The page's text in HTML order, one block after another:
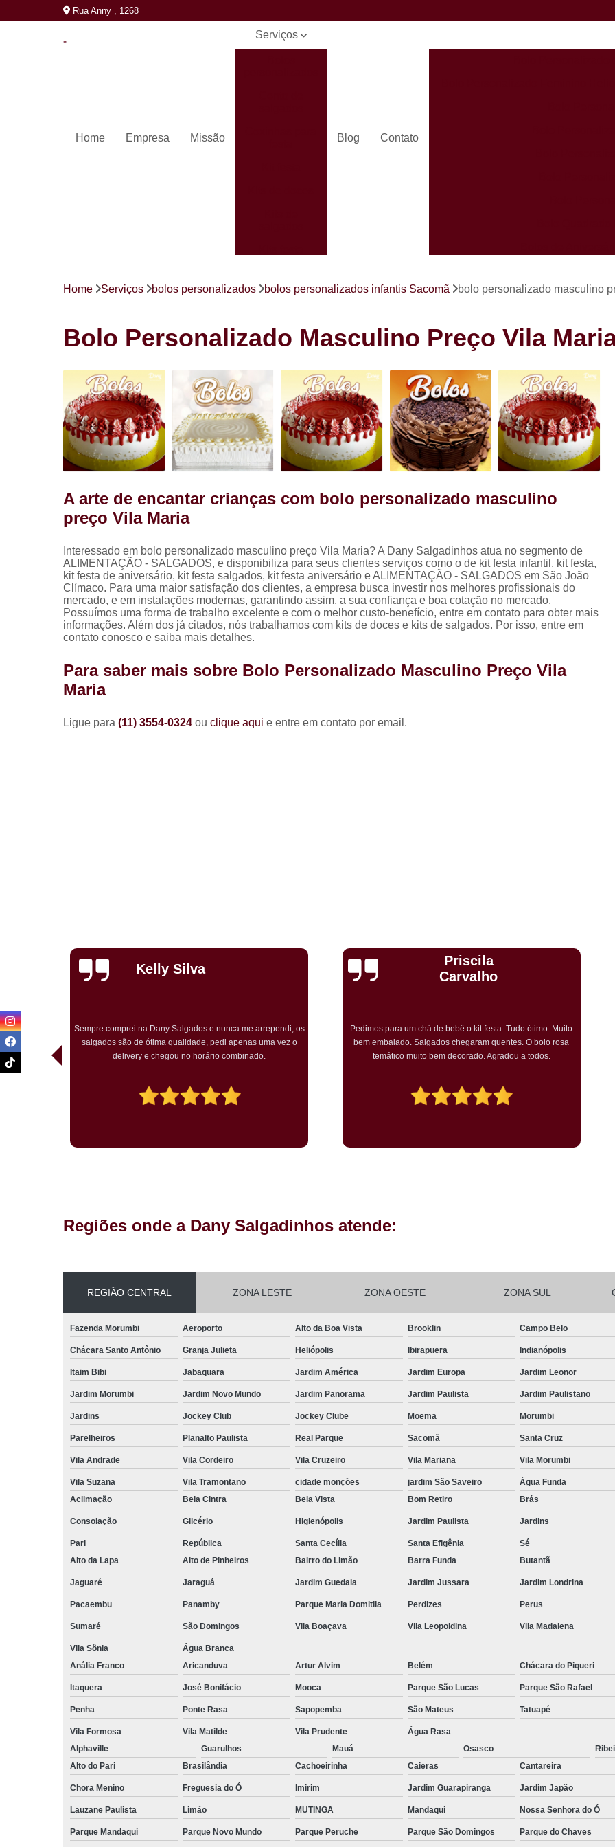
Rua Anny , 1268
Home Empresa Missão
Serviços
Mini pastéis
Salgados para
Blog Contato
Bolos
Cento de
Cento de
Cento de Salgado São João
Cento de
Cento de
Cento do Salgado para
Coxinha de Festa com
Coxinha de Frango para
Coxinha Festa Assada
Coxinha Frango de Festa
Coxinha para Festa de
Kit
Kit Festa de
Kit Festa de
Kit Festa de Aniversário
Kit Completo de Festa Pq Bristol
Kit Completo Festa Sacomã
Kit Festa
Kit Festa Infantil Completo
Mini Pastel de Festa Heliópolis
Salgadinhos de
Salgadinhos Festa Infantil Sacomã
Salgadinhos
Salgadinhos para
Salgadinhos
Salgadinhos
Salgadinhos Vegetarianos
Salgado para Festa
Salgado para Festa de
Salgado para Festa de
Salgado para Festa em
Salgado para Festa Frito
Home Serviços bolos personalizados bolos personalizados infantis Sacomã bolo personalizado masculino
Bolo Personalizado Masculino Preço Vila
A arte de encantar crianças com bolo personalizado masculino
preço Vila Maria
Interessado em bolo personalizado masculino preço Vila Maria? A Dany Salgadinhos atua no segmento de
ALIMENTAÇÃO - SALGADOS, e disponibiliza para seus clientes serviços como o de kit festa infantil, kit festa,
kit festa de aniversário, kit festa salgados, kit festa aniversário e ALIMENTAÇÃO - SALGADOS em São João
Clímaco. Para uma maior satisfação dos clientes, a empresa busca investir nos melhores profissionais do
mercado, e em instalações modernas, garantindo assim, a sua confiança e boa cotação no mercado.
Possuímos uma forma de trabalho excelente e com o melhor custo-benefício, entre em contato para obter mais
informações. Além dos já citados, nós trabalhamos com kits de doces e kits de salgados. Por isso, entre em
contato conosco e saiba mais detalhes.
Para saber mais sobre Bolo Personalizado Masculino Preço Vila
Maria
Ligue para (11) 3554-0324 ou clique aqui e entre em contato por email.
os
o
Priscila
Carvalho
Pedimos para um chá de bebê o kit festa. Tudo ótimo. Muito
bem embalado. Salgados chegaram quentes. O bolo rosa
temático muito bem decorado. Agradou a todos.
Cristiane Dramali de
Oliveira
encomendei para o aniversário da minha mãe! Todos os
convidados gostaram muito! O preço também foi excelente e
tornarei a encomendar!
Regiões onde a Dany Salgadinhos atende:
REGIÃO CENTRAL ZONA LESTE ZONA OESTE ZONA SUL
Fazenda Morumbi Aeroporto Alto da Boa Vista Brooklin Campo Belo
Chácara Santo Antônio Granja Julieta Heliópolis Ibirapuera Indianópolis
Itaim Bibi Jabaquara Jardim América Jardim Europa Jardim Leonor
Jardim Morumbi Jardim Novo Mundo Jardim Panorama Jardim Paulista Jardim Paulistano
Jardins Jockey Club Jockey Clube Moema Morumbi
Parelheiros Planalto Paulista Real Parque Sacomã Santa Cruz
Vila Andrade Vila Cordeiro Vila Cruzeiro Vila Mariana Vila Morumbi
Vila Suzana Vila Tramontano cidade monções jardim São Saveiro
Água Funda
Aclimação
Bela Cintra Bela Vista Bom Retiro Brás
Consolação Glicério Higienópolis Jardim Paulista Jardins
Pari República Santa Cecília Santa Efigênia Sé
Alto da Lapa
Alto de Pinheiros Bairro do Limão Barra Funda Butantã
Jaguaré Jaraguá Jardim Guedala Jardim Jussara Jardim Londrina
Pacaembu Panamby Parque Maria Domitila Perdizes Perus
Sumaré São Domingos Vila Boaçava Vila Leopoldina Vila Madalena
Vila Sônia
Água Branca
Anália Franco
Aricanduva Artur Alvim Belém Chácara do Piqueri
Itaquera José Bonifácio Mooca Parque São Lucas Parque São Rafael
Penha Ponte Rasa Sapopemba São Mateus Tatuapé
Vila Formosa Vila Matilde Vila Prudente
Água Rasa
Alphaville
Guarulhos Mauá Osasco
Alto do Pari
Brasilândia Cachoeirinha Caieras Cantareira
Chora Menino Freguesia do Ó Imirim Jardim Guarapiranga Jardim Japão
Lauzane Paulista Limão MUTINGA Mandaqui Nossa Senhora do Ó
Parque Mandaqui Parque Novo Mundo Parque Peruche Parque São Domingos Parque do Chaves